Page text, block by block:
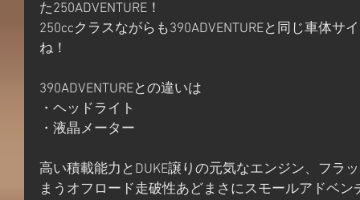
た250ADVENTURE！
250ccクラスながらも390ADVENTUREと同じ車体サ
ね！
390ADVENTUREとの違いは
・ヘッドライト
・液晶メーター
高い積載能力とDUKE譲りの元気なエンジン、フラ
まうオフロード走破性あどまさにスモールアドベ